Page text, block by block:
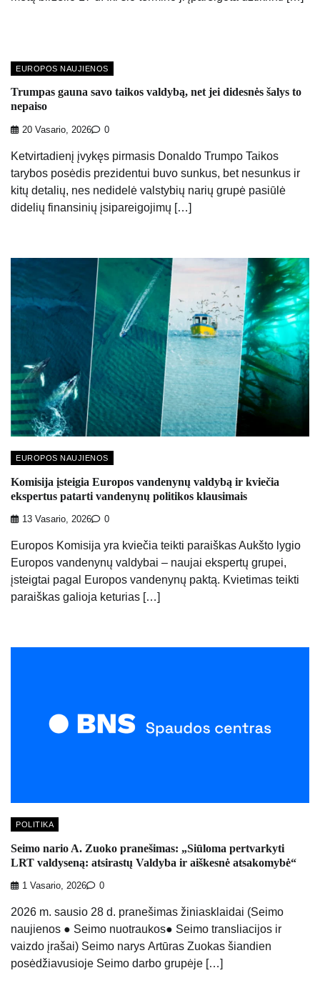
EUROPOS NAUJIENOS
Trumpas gauna savo taikos valdybą, net jei didesnės šalys to
nepaiso
20 Vasario, 2026 0
Ketvirtadienį įvykęs pirmasis Donaldo Trumpo Taikos
tarybos posėdis prezidentui buvo sunkus, bet nesunkus ir
kitų detalių, nes nedidelė valstybių narių grupė pasiūlė
didelių finansinių įsipareigojimų […]
EUROPOS NAUJIENOS
Komisija įsteigia Europos vandenynų valdybą ir kviečia
ekspertus patarti vandenynų politikos klausimais
13 Vasario, 2026 0
Europos Komisija yra kviečia teikti paraiškas Aukšto lygio
Europos vandenynų valdybai – naujai ekspertų grupei,
įsteigtai pagal Europos vandenynų paktą. Kvietimas teikti
paraiškas galioja keturias […]
POLITIKA
Seimo nario A. Zuoko pranešimas: „Siūloma pertvarkyti
LRT valdyseną: atsirastų Valdyba ir aiškesnė atsakomybė“
1 Vasario, 2026 0
2026 m. sausio 28 d. pranešimas žiniasklaidai (Seimo
naujienos ● Seimo nuotraukos● Seimo transliacijos ir
vaizdo įrašai) Seimo narys Artūras Zuokas šiandien
posėdžiavusioje Seimo darbo grupėje […]